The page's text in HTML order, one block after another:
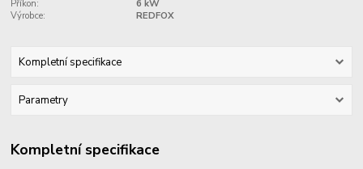
Příkon:
6 kW
Výrobce:
REDFOX
Kompletní specifikace
Parametry
Kompletní specifikace